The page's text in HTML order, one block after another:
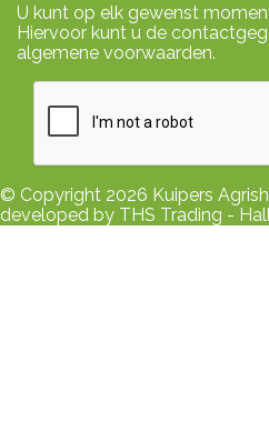
U kunt op elk gewenst
Hiervoor kunt u de
algemene voorwaarden.
© Copyright 2026 Kuipers
developed by THS Trading -